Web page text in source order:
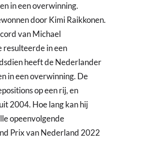
in een overwinning.
door Kimi Raikkonen.
van Michael
resulteerde in een
heeft de Nederlander
in een overwinning. De
op een rij, en
2004. Hoe lang kan hij
opeenvolgende
Prix van Nederland 2022